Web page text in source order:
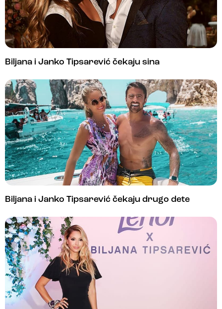
Biljana i Janko Tipsarević čekaju sina
Biljana i Janko Tipsarević čekaju drugo dete